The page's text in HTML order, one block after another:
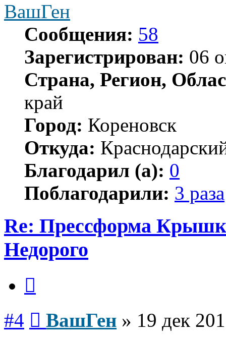
ВашГен
Сообщения: 58
Зарегистрирован: 06
Страна, Регион,
край
Город: Кореновск
Откуда:
Благодарил (а): 0
Поблагодарили: 3 раза
Re: Прессформа
Недорого
#4 ВашГен » 19 дек